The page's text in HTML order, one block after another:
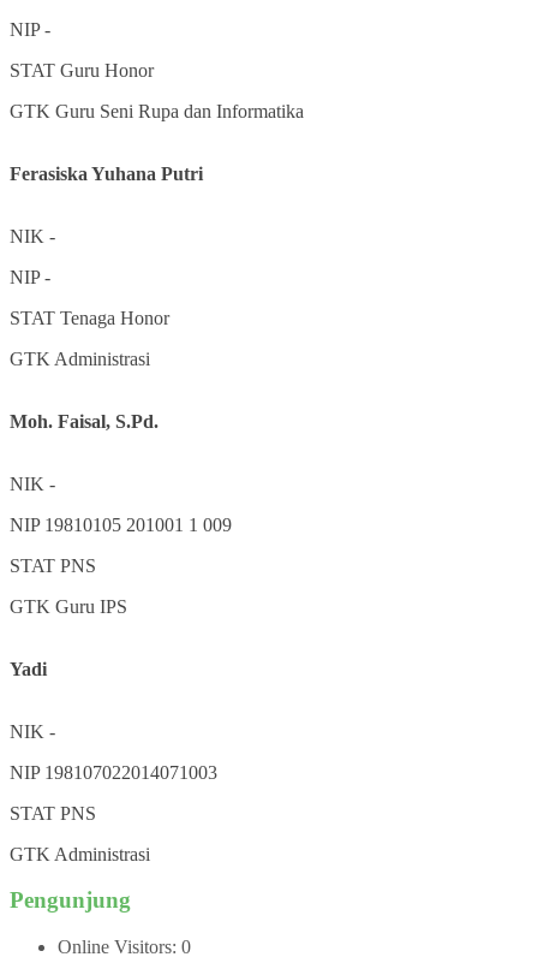
NIP-
STAT Guru Honor
GTK Guru Seni Rupa dan Informatika
Ferasiska Yuhana Putri
NIK -
NIP-
STAT Tenaga Honor
GTK Administrasi
Moh. Faisal, S.Pd.
NIK -
NIP 19810105 201001 1 009
STAT PNS
GTK Guru IPS
Yadi
NIK -
NIP 198107022014071003
STAT PNS
GTK Administrasi
Pengunjung
Online Visitors: 0